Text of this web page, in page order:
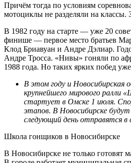
Причём тогда по условиям
мотоциклы не разделяли на классы.
В 1982 году на старте — уже 20
финише — первое место братьев
Клод Бриавуан и Андре Дэлиар.
Андре Тросса. «Нивы» гоняли по
1988 года. Но таких ярких побед
В этом году и Новосибирская
крупнейшего мирового ралли
стартует в Омске 1 июля.
этапов. В Новосибирске
следующий день отправятся
Школа гонщиков в Новосибирске
В Новосибирске не только готовят